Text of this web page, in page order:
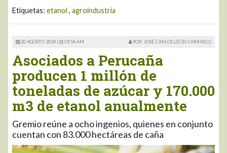
Etiquetas: etanol , agroindustria
20 AGOSTO 2024 | 09:54 AM POR: JOSÉ CARLOS LEÓN CARRASCO
Asociados a Perucaña
producen 1 millón de
toneladas de azúcar y 170.000
m3 de etanol anualmente
Gremio reúne a ocho ingenios, quienes en conjunto
cuentan con 83.000 hectáreas de caña